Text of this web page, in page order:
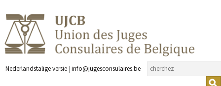
Nederlandstalige versie | info@jugesconsulaires.be